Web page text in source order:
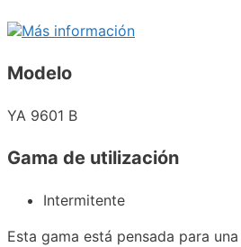
Más información
Modelo
YA 9601 B
Gama de utilización
Intermitente
Esta gama está pensada para